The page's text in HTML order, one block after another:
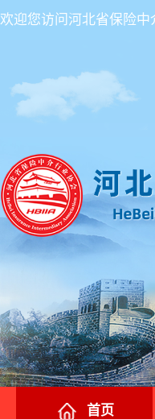
欢迎您访问河北省保险中
首页